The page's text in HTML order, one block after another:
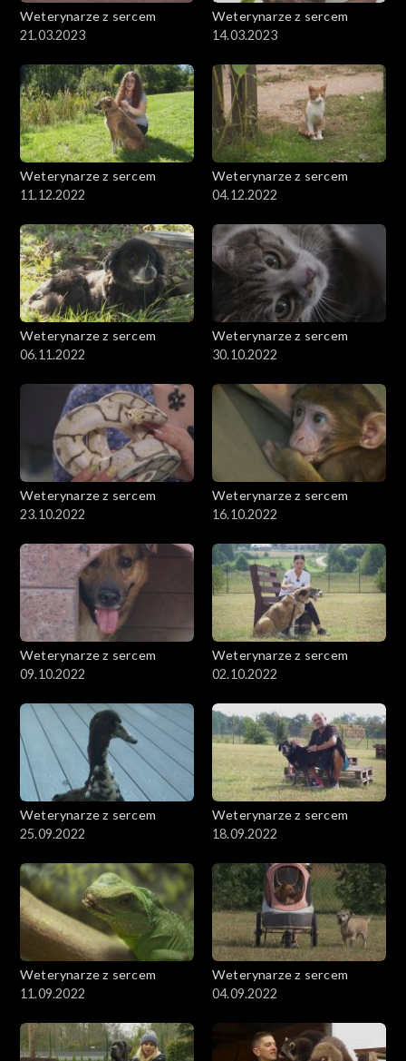
Weterynarze z sercem
21.03.2023
Weterynarze z sercem
14.03.2023
Weterynarze z sercem
11.12.2022
Weterynarze z sercem
04.12.2022
Weterynarze z sercem
06.11.2022
Weterynarze z sercem
30.10.2022
Weterynarze z sercem
23.10.2022
Weterynarze z sercem
16.10.2022
Weterynarze z sercem
09.10.2022
Weterynarze z sercem
02.10.2022
Weterynarze z sercem
25.09.2022
Weterynarze z sercem
18.09.2022
Weterynarze z sercem
11.09.2022
Weterynarze z sercem
04.09.2022